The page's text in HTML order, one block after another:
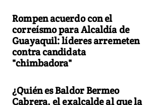
Rompen acuerdo con el
correísmo para Alcaldía de
Guayaquil: líderes arremeten
contra candidata
"chimbadora"
¿Quién es Baldor Bermeo
Cabrera, el exalcalde al que la